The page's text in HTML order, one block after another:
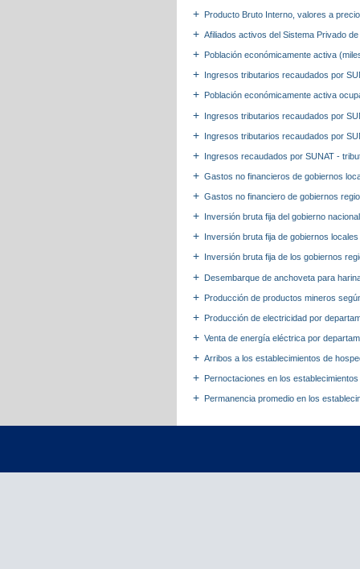
Producto Bruto Interno, valores a
Afiliados activos del Sistema Privado
Población económicamente activa
Ingresos tributarios recaudados por
Población económicamente activa
Ingresos tributarios recaudados por
Ingresos tributarios recaudados por
Ingresos recaudados por SUNAT -
Gastos no financieros de gobiernos
Gastos no financiero de gobiernos
Inversión bruta fija del gobierno
Inversión bruta fija de gobiernos
Inversión bruta fija de los gobiernos
Desembarque de anchoveta para
Producción de productos mineros
Producción de electricidad por
Venta de energía eléctrica por
Arribos a los establecimientos de
Pernoctaciones en los
Permanencia promedio en los